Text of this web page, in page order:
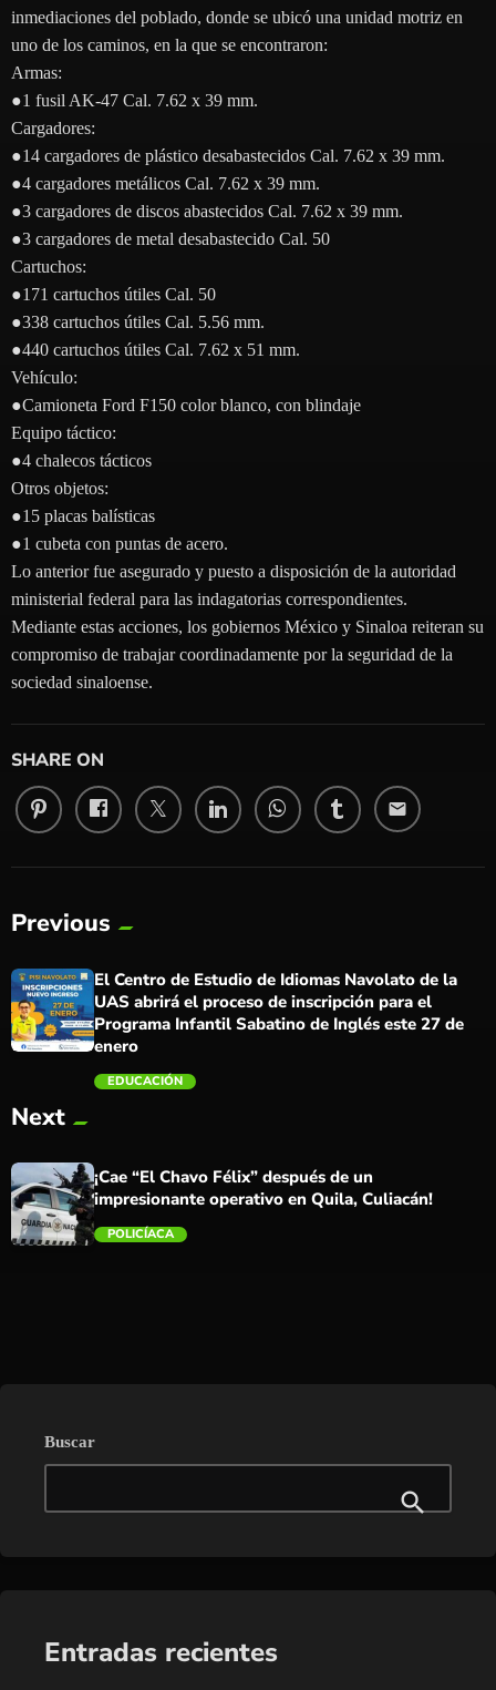
inmediaciones del poblado, donde se ubicó una unidad motriz en
uno de los caminos, en la que se encontraron:
Armas:
●1 fusil AK-47 Cal. 7.62 x 39 mm.
Cargadores:
●14 cargadores de plástico desabastecidos Cal. 7.62 x 39 mm.
●4 cargadores metálicos Cal. 7.62 x 39 mm.
●3 cargadores de discos abastecidos Cal. 7.62 x 39 mm.
●3 cargadores de metal desabastecido Cal. 50
Cartuchos:
●171 cartuchos útiles Cal. 50
●338 cartuchos útiles Cal. 5.56 mm.
●440 cartuchos útiles Cal. 7.62 x 51 mm.
Vehículo:
●Camioneta Ford F150 color blanco, con blindaje
Equipo táctico:
●4 chalecos tácticos
Otros objetos:
●15 placas balísticas
●1 cubeta con puntas de acero.
Lo anterior fue asegurado y puesto a disposición de la autoridad
ministerial federal para las indagatorias correspondientes.
Mediante estas acciones, los gobiernos México y Sinaloa reiteran su
compromiso de trabajar coordinadamente por la seguridad de la
sociedad sinaloense.
SHARE ON
email
Previous
trending_flat
El Centro de Estudio de Idiomas Navolato de la
UAS abrirá el proceso de inscripción para el
Programa Infantil Sabatino de Inglés este 27 de
enero
EDUCACIÓN
Next
¡Cae “El Chavo Félix” después de un
impresionante operativo en Quila, Culiacán!
POLICÍACA
Buscar
Entradas recientes